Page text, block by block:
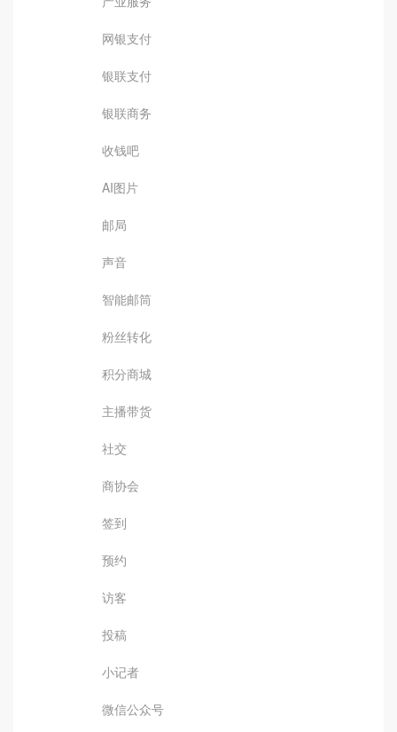
网银支付
银联支付
银联商务
收钱吧
AI图片
邮局
声音
智能邮筒
粉丝转化
积分商城
主播带货
社交
商协会
签到
预约
访客
投稿
小记者
微信公众号